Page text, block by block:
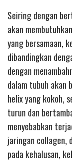
Seiring dengan
akan
yang bersamaan,
dibandingkan
dengan
dalam tubuh akan
helix yang kokoh,
turun dan
menyebabkan
jaringan collagen,
pada kehalusan,